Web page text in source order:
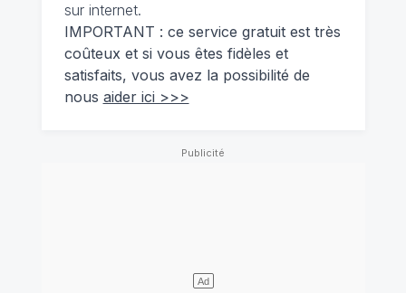
sur internet.
IMPORTANT : ce service gratuit est très
coûteux et si vous êtes fidèles et
satisfaits, vous avez la possibilité de
nous aider ici >>>